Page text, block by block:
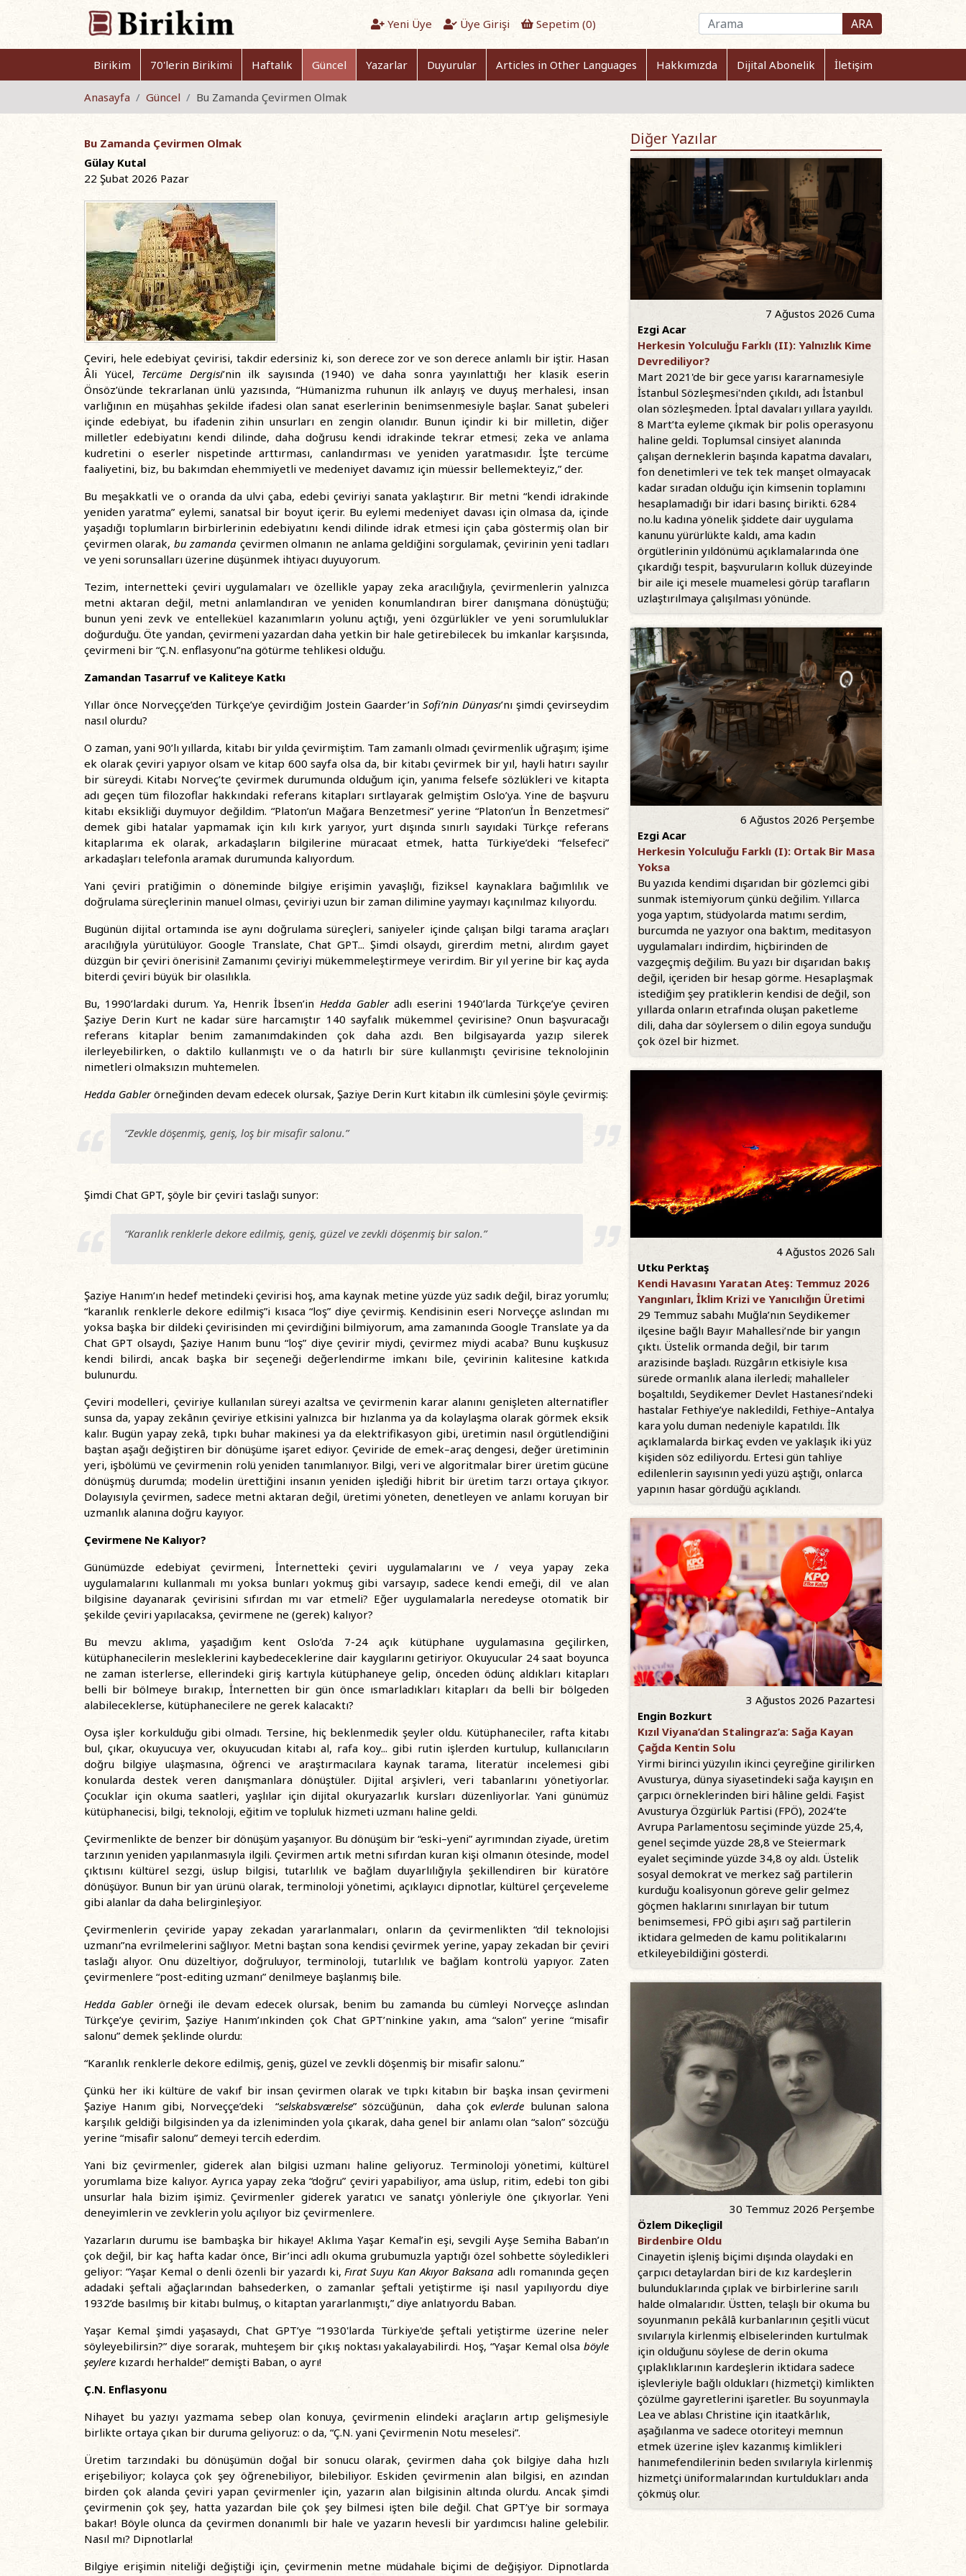
Yeni Üye Üye Girişi Sepetim (0) ARA
Birikim 70'lerin Birikimi Haftalık Güncel Yazarlar Duyurular Articles in Other Languages Hakkımızda Dijital Abonelik İletişim
Anasayfa Güncel Bu Zamanda Çevirmen Olmak
Bu Zamanda Çevirmen Olmak
Gülay Kutal
22 Şubat 2026 Pazar
Çeviri, hele edebiyat çevirisi, takdir edersiniz ki, son derece zor ve son derece anlamlı bir iştir. Hasan
Âli Yücel, Tercüme Dergisi’nin ilk sayısında (1940) ve daha sonra yayınlattığı her klasik eserin
Önsöz’ünde tekrarlanan ünlü yazısında, “Hümanizma ruhunun ilk anlayış ve duyuş merhalesi, insan
varlığının en müşahhas şekilde ifadesi olan sanat eserlerinin benimsenmesiyle başlar. Sanat şubeleri
içinde edebiyat, bu ifadenin zihin unsurları en zengin olanıdır. Bunun içindir ki bir milletin, diğer
milletler edebiyatını kendi dilinde, daha doğrusu kendi idrakinde tekrar etmesi; zeka ve anlama
kudretini o eserler nispetinde arttırması, canlandırması ve yeniden yaratmasıdır. İşte tercüme
faaliyetini, biz, bu bakımdan ehemmiyetli ve medeniyet davamız için müessir bellemekteyiz,” der.
Bu meşakkatli ve o oranda da ulvi çaba, edebi çeviriyi sanata yaklaştırır. Bir metni “kendi idrakinde
yeniden yaratma” eylemi, sanatsal bir boyut içerir. Bu eylemi medeniyet davası için olmasa da, içinde
yaşadığı toplumların birbirlerinin edebiyatını kendi dilinde idrak etmesi için çaba göstermiş olan bir
çevirmen olarak, bu zamanda çevirmen olmanın ne anlama geldiğini sorgulamak, çevirinin yeni tadları
ve yeni sorunsalları üzerine düşünmek ihtiyacı duyuyorum.
Tezim, internetteki çeviri uygulamaları ve özellikle yapay zeka aracılığıyla, çevirmenlerin yalnızca
metni aktaran değil, metni anlamlandıran ve yeniden konumlandıran birer danışmana dönüştüğü;
bunun yeni zevk ve entelleküel kazanımların yolunu açtığı, yeni özgürlükler ve yeni sorumluluklar
doğurduğu. Öte yandan, çevirmeni yazardan daha yetkin bir hale getirebilecek bu imkanlar karşısında,
çevirmeni bir “Ç.N. enflasyonu”na götürme tehlikesi olduğu.
Zamandan Tasarruf ve Kaliteye Katkı
Yıllar önce Norveççe’den Türkçe’ye çevirdiğim Jostein Gaarder’in Sofi’nin Dünyası’nı şimdi çevirseydim
nasıl olurdu?
O zaman, yani 90’lı yıllarda, kitabı bir yılda çevirmiştim. Tam zamanlı olmadı çevirmenlik uğraşım; işime
ek olarak çeviri yapıyor olsam ve kitap 600 sayfa olsa da, bir kitabı çevirmek bir yıl, hayli hatırı sayılır
bir süreydi. Kitabı Norveç’te çevirmek durumunda olduğum için, yanıma felsefe sözlükleri ve kitapta
adı geçen tüm filozoflar hakkındaki referans kitapları sırtlayarak gelmiştim Oslo’ya. Yine de başvuru
kitabı eksikliği duymuyor değildim. “Platon’un Mağara Benzetmesi” yerine “Platon’un İn Benzetmesi”
demek gibi hatalar yapmamak için kılı kırk yarıyor, yurt dışında sınırlı sayıdaki Türkçe referans
kitaplarıma ek olarak, arkadaşların bilgilerine müracaat etmek, hatta Türkiye’deki “felsefeci”
arkadaşları telefonla aramak durumunda kalıyordum.
Yani çeviri pratiğimin o döneminde bilgiye erişimin yavaşlığı, fiziksel kaynaklara bağımlılık ve
doğrulama süreçlerinin manuel olması, çeviriyi uzun bir zaman dilimine yaymayı kaçınılmaz kılıyordu.
Bugünün dijital ortamında ise aynı doğrulama süreçleri, saniyeler içinde çalışan bilgi tarama araçları
aracılığıyla yürütülüyor. Google Translate, Chat GPT... Şimdi olsaydı, girerdim metni, alırdım gayet
düzgün bir çeviri önerisini! Zamanımı çeviriyi mükemmeleştirmeye verirdim. Bir yıl yerine bir kaç ayda
biterdi çeviri büyük bir olasılıkla.
Bu, 1990’lardaki durum. Ya, Henrik İbsen’in Hedda Gableradlı eserini 1940’larda Türkçe’ye çeviren
Şaziye Derin Kurt ne kadar süre harcamıştır 140 sayfalık mükemmel çevirisine? Onun başvuracağı
referans kitaplar benim zamanımdakinden çok daha azdı. Ben bilgisayarda yazıp silerek
ilerleyebilirken, o daktilo kullanmıştı ve o da hatırlı bir süre kullanmıştı çevirisine teknolojinin
nimetleri olmaksızın muhtemelen.
Hedda Gablerörneğinden devam edecek olursak, Şaziye Derin Kurt kitabın ilk cümlesini şöyle çevirmiş:
“Zevkle döşenmiş, geniş, loş bir misafir salonu.”
Şimdi Chat GPT, şöyle bir çeviri taslağı sunyor:
“Karanlık renklerle dekore edilmiş, geniş, güzel ve zevkli döşenmiş bir salon.”
Şaziye Hanım’ın hedef metindeki çevirisi hoş, ama kaynak metine yüzde yüz sadık değil, biraz yorumlu;
“karanlık renklerle dekore edilmiş”i kısaca “loş” diye çevirmiş. Kendisinin eseri Norveççe aslından mı
yoksa başka bir dildeki çevirisinden mi çevirdiğini bilmiyorum, ama zamanında Google Translate ya da
Chat GPT olsaydı, Şaziye Hanım bunu “loş” diye çevirir miydi, çevirmez miydi acaba? Bunu kuşkusuz
kendi bilirdi, ancak başka bir seçeneği değerlendirme imkanı bile, çevirinin kalitesine katkıda
bulunurdu.
Çeviri modelleri, çeviriye kullanılan süreyi azaltsa ve çevirmenin karar alanını genişleten alternatifler
sunsa da, yapay zekânın çeviriye etkisini yalnızca bir hızlanma ya da kolaylaşma olarak görmek eksik
kalır. Bugün yapay zekâ, tıpkı buhar makinesi ya da elektrifikasyon gibi, üretimin nasıl örgütlendiğini
baştan aşağı değiştiren bir dönüşüme işaret ediyor. Çeviride de emek–araç dengesi, değer üretiminin
yeri, işbölümü ve çevirmenin rolü yeniden tanımlanıyor. Bilgi, veri ve algoritmalar birer üretim gücüne
dönüşmüş durumda; modelin ürettiğini insanın yeniden işlediği hibrit bir üretim tarzı ortaya çıkıyor.
Dolayısıyla çevirmen, sadece metni aktaran değil, üretimi yöneten, denetleyen ve anlamı koruyan bir
uzmanlık alanına doğru kayıyor.
Çevirmene Ne Kalıyor?
Günümüzde edebiyat çevirmeni, İnternetteki çeviri uygulamalarını ve / veya yapay zeka
uygulamalarını kullanmalı mı yoksa bunları yokmuş gibi varsayıp, sadece kendi emeği, dil ve alan
bilgisine dayanarak çevirisini sıfırdan mı var etmeli? Eğer uygulamalarla neredeyse otomatik bir
şekilde çeviri yapılacaksa, çevirmene ne (gerek) kalıyor?
Bu mevzu aklıma, yaşadığım kent Oslo’da 7-24 açık kütüphane uygulamasına geçilirken,
kütüphanecilerin mesleklerini kaybedeceklerine dair kaygılarını getiriyor. Okuyucular 24 saat boyunca
ne zaman isterlerse, ellerindeki giriş kartıyla kütüphaneye gelip, önceden ödünç aldıkları kitapları
belli bir bölmeye bırakıp, İnternetten bir gün önce ısmarladıkları kitapları da belli bir bölgeden
alabileceklerse, kütüphanecilere ne gerek kalacaktı?
Oysa işler korkulduğu gibi olmadı. Tersine, hiç beklenmedik şeyler oldu. Kütüphaneciler, rafta kitabı
bul, çıkar, okuyucuya ver, okuyucudan kitabı al, rafa koy... gibi rutin işlerden kurtulup, kullanıcıların
doğru bilgiye ulaşmasına, öğrenci ve araştırmacılara kaynak tarama, literatür incelemesi gibi
konularda destek veren danışmanlara dönüştüler. Dijital arşivleri, veri tabanlarını yönetiyorlar.
Çocuklar için okuma saatleri, yaşlılar için dijital okuryazarlık kursları düzenliyorlar. Yani günümüz
kütüphanecisi, bilgi, teknoloji, eğitim ve topluluk hizmeti uzmanı haline geldi.
Çevirmenlikte de benzer bir dönüşüm yaşanıyor. Bu dönüşüm bir “eski–yeni” ayrımından ziyade, üretim
tarzının yeniden yapılanmasıyla ilgili. Çevirmen artık metni sıfırdan kuran kişi olmanın ötesinde, model
çıktısını kültürel sezgi, üslup bilgisi, tutarlılık ve bağlam duyarlılığıyla şekillendiren bir küratöre
dönüşüyor. Bunun bir yan ürünü olarak, terminoloji yönetimi, açıklayıcı dipnotlar, kültürel çerçeveleme
gibi alanlar da daha belirginleşiyor.
Çevirmenlerin çeviride yapay zekadan yararlanmaları, onların da çevirmenlikten “dil teknolojisi
uzmanı”na evrilmelerini sağlıyor. Metni baştan sona kendisi çevirmek yerine, yapay zekadan bir çeviri
taslağı alıyor. Onu düzeltiyor, doğruluyor, terminoloji, tutarlılık ve bağlam kontrolü yapıyor. Zaten
çevirmenlere “post-editing uzmanı” denilmeye başlanmış bile.
Hedda Gablerörneği ile devam edecek olursak, benim bu zamanda bu cümleyi Norveççe aslından
Türkçe’ye çevirim, Şaziye Hanım’ınkinden çok Chat GPT’ninkine yakın, ama “salon” yerine “misafir
salonu” demek şeklinde olurdu:
“Karanlık renklerle dekore edilmiş, geniş, güzel ve zevkli döşenmiş bir misafir salonu.”
Çünkü her iki kültüre de vakıf bir insan çevirmen olarak ve tıpkı kitabın bir başka insan çevirmeni
Şaziye Hanım gibi, Norveççe’deki “selskabsværelse” sözcüğünün, daha çokevlerde bulunan salona
karşılık geldiği bilgisinden ya da izleniminden yola çıkarak, daha genel bir anlamı olan “salon” sözcüğü
yerine “misafir salonu” demeyi tercih ederdim.
Yani biz çevirmenler, giderek alan bilgisi uzmanı haline geliyoruz. Terminoloji yönetimi, kültürel
yorumlama bize kalıyor. Ayrıca yapay zeka “doğru” çeviri yapabiliyor, ama üslup, ritim, edebi ton gibi
unsurlar hala bizim işimiz. Çevirmenler giderek yaratıcı ve sanatçı yönleriyle öne çıkıyorlar. Yeni
deneyimlerin ve zevklerin yolu açılıyor biz çevirmenlere.
Yazarların durumu ise bambaşka bir hikaye! Aklıma Yaşar Kemal’in eşi, sevgili Ayşe Semiha Baban’ın
çok değil, bir kaç hafta kadar önce, Bir’inci adlı okuma grubumuzla yaptığı özel sohbette söyledikleri
geliyor: “Yaşar Kemal o denli özenli bir yazardı ki,Fırat Suyu Kan Akıyor Baksana adlı romanında geçen
adadaki şeftali ağaçlarından bahsederken, o zamanlar şeftali yetiştirme işi nasıl yapılıyordu diye
1932’de basılmış bir kitabı bulmuş, o kitaptan yararlanmıştı,” diye anlatıyordu Baban.
Yaşar Kemal şimdi yaşasaydı, Chat GPT’ye “1930'larda Türkiye'de şeftali yetiştirme üzerine neler
söyleyebilirsin?” diye sorarak, muhteşem bir çıkış noktası yakalayabilirdi. Hoş, “Yaşar Kemal olsa böyle
şeylere kızardı herhalde!” demişti Baban, o ayrı!
Ç.N. Enflasyonu
Nihayet bu yazıyı yazmama sebep olan konuya, çevirmenin elindeki araçların artıp gelişmesiyle
birlikte ortaya çıkan bir duruma geliyoruz: o da, “Ç.N. yani Çevirmenin Notu meselesi”.
Üretim tarzındaki bu dönüşümün doğal bir sonucu olarak, çevirmen daha çok bilgiye daha hızlı
erişebiliyor; kolayca çok şey öğrenebiliyor, bilebiliyor. Eskiden çevirmenin alan bilgisi, en azından
birden çok alanda çeviri yapan çevirmenler için, yazarın alan bilgisinin altında olurdu. Ancak şimdi
çevirmenin çok şey, hatta yazardan bile çok şey bilmesi işten bile değil. Chat GPT’ye bir sormaya
bakar! Böyle olunca da çevirmen donanımlı bir hale ve yazarın hevesli bir yardımcısı haline gelebilir.
Nasıl mı? Dipnotlarla!
Bilgiye erişimin niteliği değiştiği için, çevirmenin metne müdahale biçimi de değişiyor. Dipnotlarda
Diğer Yazılar
7 Ağustos 2026 Cuma
Ezgi Acar
Herkesin Yolculuğu Farklı (II): Yalnızlık Kime
Devrediliyor?
Mart 2021'de bir gece yarısı kararnamesiyle
İstanbul Sözleşmesi'nden çıkıldı, adı İstanbul
olan sözleşmeden. İptal davaları yıllara yayıldı.
8 Mart’ta eyleme çıkmak bir polis operasyonu
haline geldi. Toplumsal cinsiyet alanında
çalışan derneklerin başında kapatma davaları,
fon denetimleri ve tek tek manşet olmayacak
kadar sıradan olduğu için kimsenin toplamını
hesaplamadığı bir idari basınç birikti. 6284
no.lu kadına yönelik şiddete dair uygulama
kanunu yürürlükte kaldı, ama kadın
örgütlerinin yıldönümü açıklamalarında öne
çıkardığı tespit, başvuruların kolluk düzeyinde
bir aile içi mesele muamelesi görüp tarafların
uzlaştırılmaya çalışılması yönünde.
6 Ağustos 2026 Perşembe
Ezgi Acar
Herkesin Yolculuğu Farklı (I): Ortak Bir Masa
Yoksa
Bu yazıda kendimi dışarıdan bir gözlemci gibi
sunmak istemiyorum çünkü değilim. Yıllarca
yoga yaptım, stüdyolarda matımı serdim,
burcumda ne yazıyor ona baktım, meditasyon
uygulamaları indirdim, hiçbirinden de
vazgeçmiş değilim. Bu yazı bir dışarıdan bakış
değil, içeriden bir hesap görme. Hesaplaşmak
istediğim şey pratiklerin kendisi de değil, son
yıllarda onların etrafında oluşan paketleme
dili, daha dar söylersem o dilin egoya sunduğu
çok özel bir hizmet.
4 Ağustos 2026 Salı
Utku Perktaş
Kendi Havasını Yaratan Ateş: Temmuz 2026
Yangınları, İklim Krizi ve Yanıcılığın Üretimi
29 Temmuz sabahı Muğla’nın Seydikemer
ilçesine bağlı Bayır Mahallesi’nde bir yangın
çıktı. Üstelik ormanda değil, bir tarım
arazisinde başladı. Rüzgârın etkisiyle kısa
sürede ormanlık alana ilerledi; mahalleler
boşaltıldı, Seydikemer Devlet Hastanesi’ndeki
hastalar Fethiye’ye nakledildi, Fethiye–Antalya
kara yolu duman nedeniyle kapatıldı. İlk
açıklamalarda birkaç evden ve yaklaşık iki yüz
kişiden söz ediliyordu. Ertesi gün tahliye
edilenlerin sayısının yedi yüzü aştığı, onlarca
yapının hasar gördüğü açıklandı.
3 Ağustos 2026 Pazartesi
Engin Bozkurt
Kızıl Viyana’dan Stalingraz’a: Sağa Kayan
Çağda Kentin Solu
Yirmi birinci yüzyılın ikinci çeyreğine girilirken
Avusturya, dünya siyasetindeki sağa kayışın en
çarpıcı örneklerinden biri hâline geldi. Faşist
Avusturya Özgürlük Partisi (FPÖ), 2024’te
Avrupa Parlamentosu seçiminde yüzde 25,4,
genel seçimde yüzde 28,8 ve Steiermark
eyalet seçiminde yüzde 34,8 oy aldı. Üstelik
sosyal demokrat ve merkez sağ partilerin
kurduğu koalisyonun göreve gelir gelmez
göçmen haklarını sınırlayan bir tutum
benimsemesi, FPÖ gibi aşırı sağ partilerin
iktidara gelmeden de kamu politikalarını
etkileyebildiğini gösterdi.
30 Temmuz 2026 Perşembe
Özlem Dikeçligil
Birdenbire Oldu
Cinayetin işleniş biçimi dışında olaydaki en
çarpıcı detaylardan biri de kız kardeşlerin
bulunduklarında çıplak ve birbirlerine sarılı
halde olmalarıdır. Üstten, telaşlı bir okuma bu
soyunmanın pekâlâ kurbanlarının çeşitli vücut
sıvılarıyla kirlenmiş elbiselerinden kurtulmak
için olduğunu söylese de derin okuma
çıplaklıklarının kardeşlerin iktidara sadece
işlevleriyle bağlı oldukları (hizmetçi) kimlikten
çözülme gayretlerini işaretler. Bu soyunmayla
Lea ve ablası Christine için itaatkârlık,
aşağılanma ve sadece otoriteyi memnun
etmek üzerine işlev kazanmış kimlikleri
hanımefendilerinin beden sıvılarıyla kirlenmiş
hizmetçi üniformalarından kurtuldukları anda
çökmüş olur.